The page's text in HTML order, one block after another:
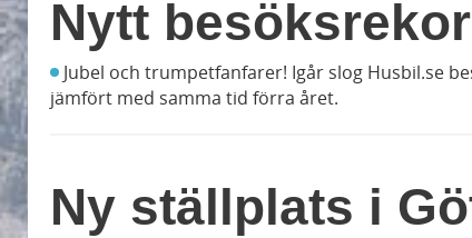
Nytt
Jubel och trumpetfanfarer! Igår slog Husbil.se
jämfört med samma tid förra året.
Ny ställplats i